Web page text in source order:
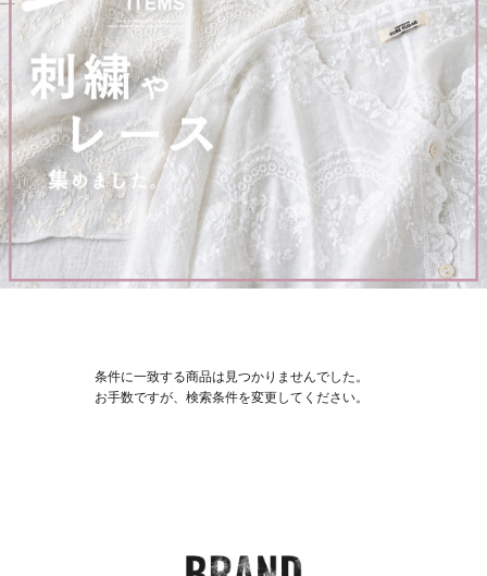
条件に一致する商品は見つかりませんでした。
お手数ですが、検索条件を変更してください。